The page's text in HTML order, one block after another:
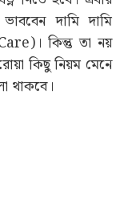
দামি দামি
কিন্তু তা নয়
কিছু নিয়ম মেনে
থাকবে।